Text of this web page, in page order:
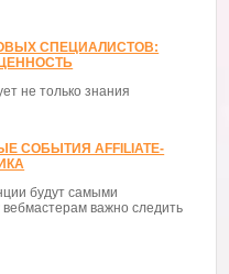
СПЕЦИАЛИСТОВ:
не только знания
СОБЫТИЯ AFFILIATE-
будут самыми
важно следить